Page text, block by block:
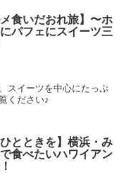
メ食いだおれ旅】〜ホ
パフェにスイーツ三
スイーツを中心にたっぷ
ください♪
ひとときを】横浜・み
食べたいハワイアン